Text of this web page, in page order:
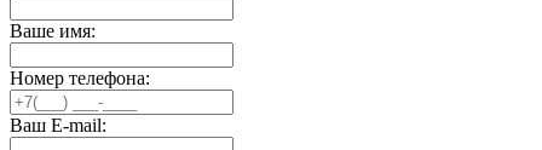
Ваше имя:
Номер телефона:
Ваш E-mail: